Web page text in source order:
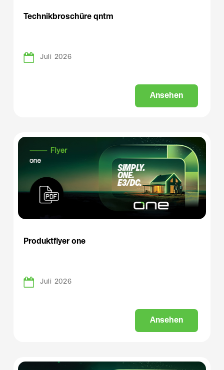
Technikbroschüre qntm
Juli 2026
Ansehen
Produktflyer one
Juli 2026
Ansehen